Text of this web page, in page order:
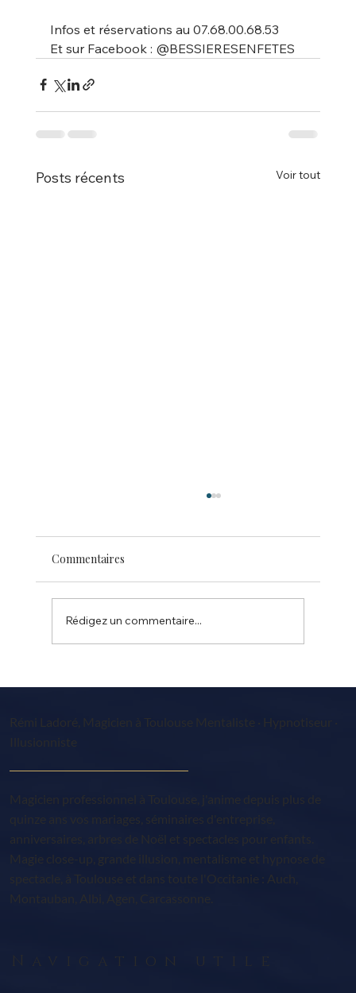
Infos et réservations au 07.68.00.68.53
Et sur Facebook : @BESSIERESENFETES
Posts récents Voir tout
Commentaires
Rédigez un commentaire...
Rémi Ladoré, Magicien à Toulouse Mentaliste · Hypnotiseur ·
Illusionniste
Magicien professionnel à Toulouse, j'anime depuis plus de
quinze ans vos mariages, séminaires d'entreprise,
anniversaires, arbres de Noël et spectacles pour enfants.
Magie close-up, grande illusion, mentalisme et hypnose de
spectacle, à Toulouse et dans toute l'Occitanie : Auch,
Navigation utile